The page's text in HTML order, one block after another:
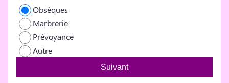
Obsèques
Marbrerie
Prévoyance
Autre
Suivant